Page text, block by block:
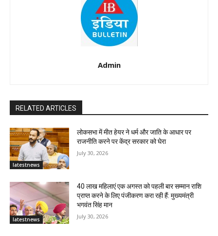
Admin
RELATED ARTICLES
latestnews
लोकसभा में मीत हेयर ने धर्म और जाति के आधार पर
राजनीति करने पर केंद्र सरकार को घेरा
July 30, 2026
latestnews
40 लाख महिलाएं एक अगस्त को पहली बार सम्मान राशि
प्राप्त करने के लिए पंजीकरण करा रही हैं: मुख्यमंत्री
भगवंत सिंह मान
July 30, 2026